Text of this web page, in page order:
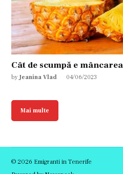
Cât de scumpă e
by Jeanina Vlad 04/06/2023
Mai multe
© 2026 Emigranti in Tenerife